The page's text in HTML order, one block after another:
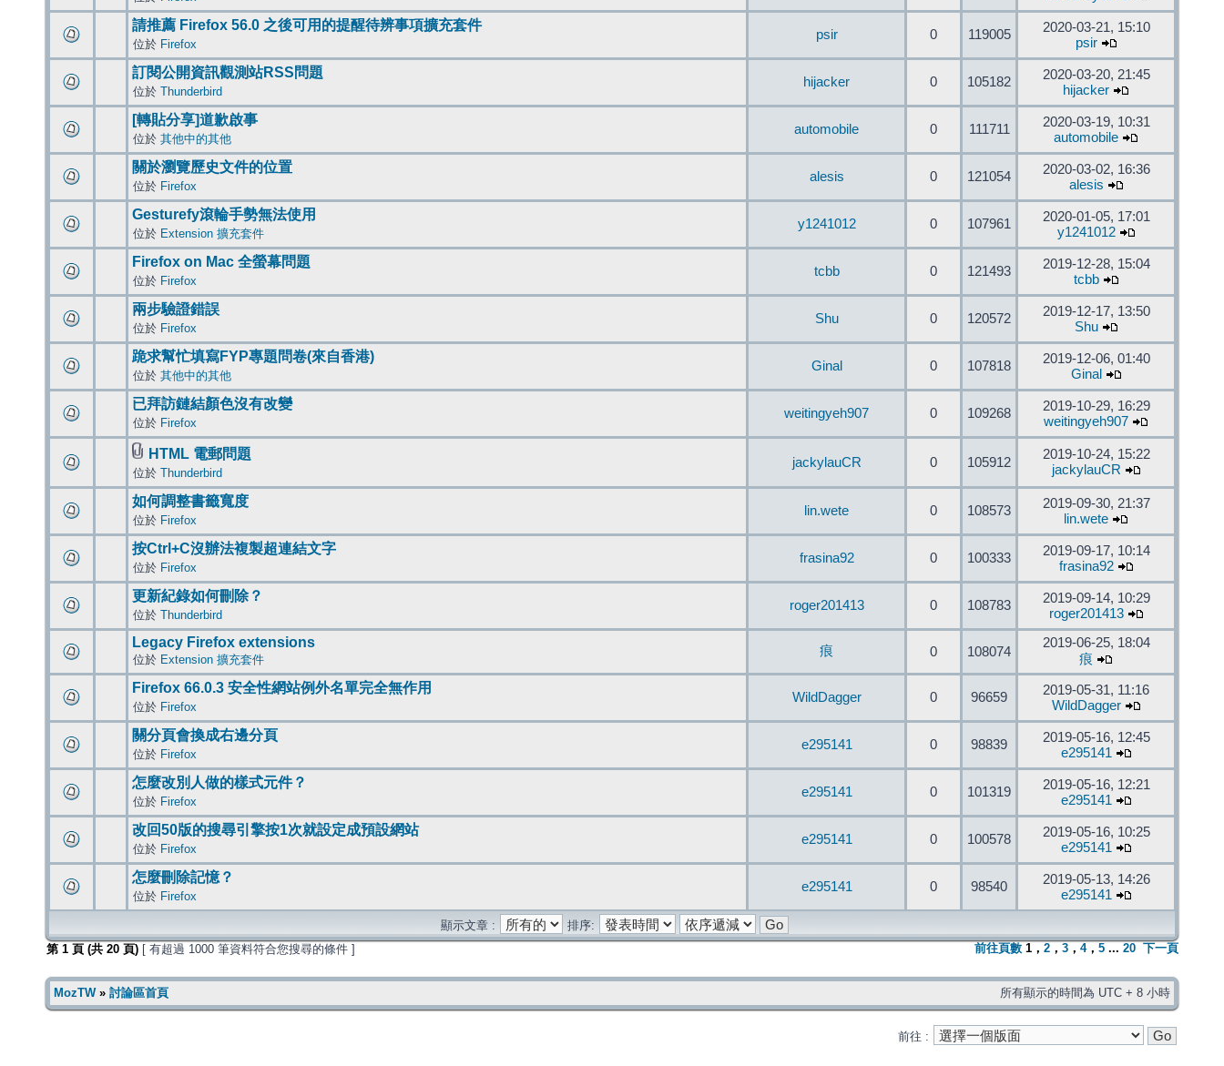
請推薦 Firefox 56.0 之後可用的提醒待辨事項擴充套件
位於 Firefox
psir 0 119005
2020-03-21, 15:10
psir
訂閱公開資訊觀測站RSS問題
位於 Thunderbird
hijacker 0 105182
2020-03-20, 21:45
hijacker
[轉貼分享]道歉啟事
位於 其他中的其他
automobile 0 111711
2020-03-19, 10:31
automobile
關於瀏覽歷史文件的位置
位於 Firefox
alesis 0 121054
2020-03-02, 16:36
alesis
Gesturefy滾輪手勢無法使用
位於 Extension 擴充套件
y1241012 0 107961
2020-01-05, 17:01
y1241012
Firefox on Mac 全螢幕問題
位於 Firefox
tcbb 0 121493
2019-12-28, 15:04
tcbb
兩步驗證錯誤
位於 Firefox
Shu 0 120572
2019-12-17, 13:50
Shu
跪求幫忙填寫FYP專題問卷(來自香港)
位於 其他中的其他
Ginal 0 107818
2019-12-06, 01:40
Ginal
已拜訪鏈結顏色沒有改變
位於 Firefox
weitingyeh907 0 109268
2019-10-29, 16:29
weitingyeh907
HTML 電郵問題
位於 Thunderbird
jackylauCR 0 105912
2019-10-24, 15:22
jackylauCR
如何調整書籤寬度
位於 Firefox
lin.wete 0 108573
2019-09-30, 21:37
lin.wete
按Ctrl+C沒辦法複製超連結文字
位於 Firefox
frasina92 0 100333
2019-09-17, 10:14
frasina92
更新紀錄如何刪除？
位於 Thunderbird
roger201413 0 108783
2019-09-14, 10:29
roger201413
Legacy Firefox extensions
位於 Extension 擴充套件
痕 0 108074
2019-06-25, 18:04
痕
Firefox 66.0.3 安全性網站例外名單完全無作用
位於 Firefox
WildDagger 0 96659
2019-05-31, 11:16
WildDagger
關分頁會換成右邊分頁
位於 Firefox
e295141 0 98839
2019-05-16, 12:45
e295141
怎麼改別人做的樣式元件？
位於 Firefox
e295141 0 101319
2019-05-16, 12:21
e295141
改回50版的搜尋引擎按1次就設定成預設網站
位於 Firefox
e295141 0 100578
2019-05-16, 10:25
e295141
怎麼刪除記憶？
位於 Firefox
e295141 0 98540
2019-05-13, 14:26
e295141
顯示文章 :
排序:
第 1 頁 (共 20 頁) [ 有超過 1000 筆資料符合您搜尋的條件 ] 前往頁數 1 ， 2 ， 3 ， 4， 5 ... 20 下一頁
MozTW» 討論區首頁 所有顯示的時間為 UTC + 8 小時
前往 :